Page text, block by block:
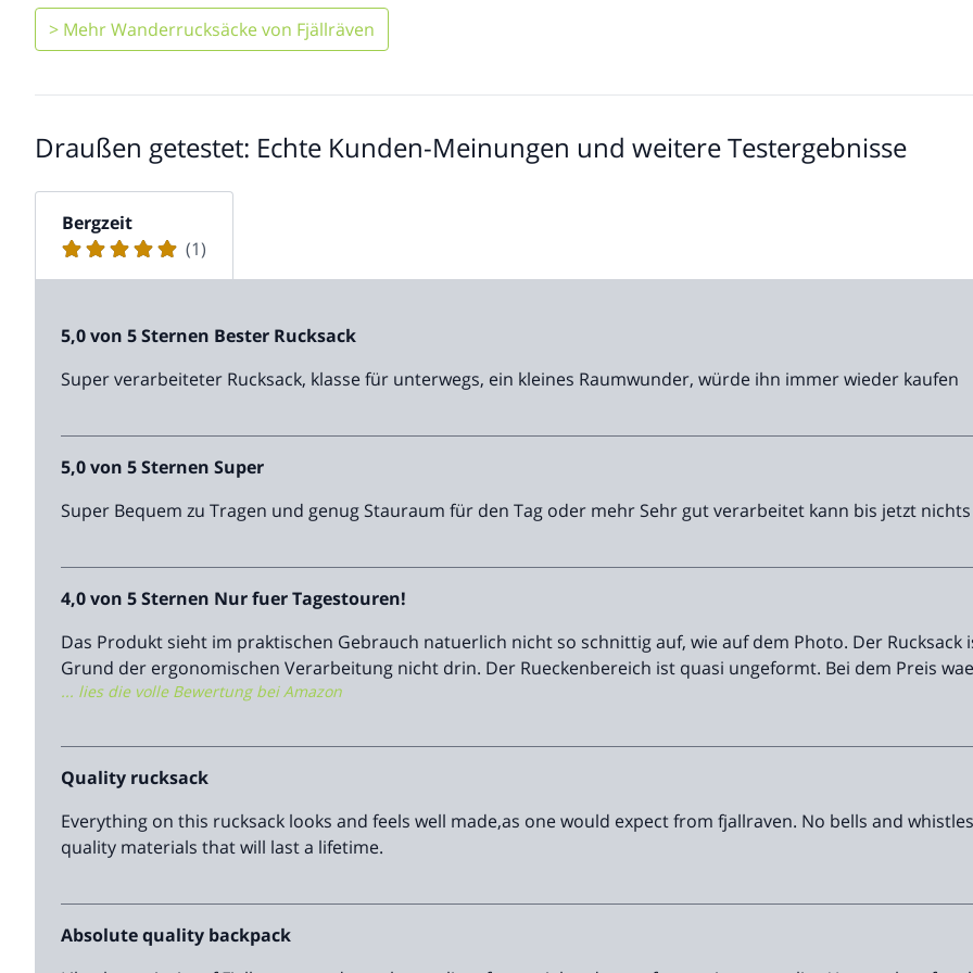
> Mehr Wanderrucksäcke von Fjällräven
Draußen getestet: Echte Kunden-Meinungen und weitere Testergebnisse
Bergzeit
(1)
5,0 von 5 Sternen Bester Rucksack
Super verarbeiteter Rucksack, klasse für unterwegs, ein kleines Raumwunder, würde ihn immer wieder kaufen
5,0 von 5 Sternen Super
Super Bequem zu Tragen und genug Stauraum für den Tag oder mehr Sehr gut verarbeitet kann bis jetzt
4,0 von 5 Sternen Nur fuer Tagestouren!
Das Produkt sieht im praktischen Gebrauch natuerlich nicht so schnittig auf, wie auf dem Photo. Der
Grund der ergonomischen Verarbeitung nicht drin. Der Rueckenbereich ist quasi ungeformt. Bei dem Preis
allerdings haengen deutsche Marken wie Deuter dieses Produkt laessig ab.
... lies die volle Bewertung bei Amazon
Quality rucksack
Everything on this rucksack looks and feels well made,as one would expect from fjallraven. No bells and
quality materials that will last a lifetime.
Absolute quality backpack